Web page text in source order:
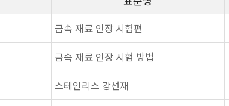
금속 재료 인장 시험편
금속 재료 인장 시험 방법
스테인리스 강선재